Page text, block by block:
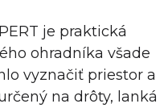
je praktická
ohradníka všade
vyznačiť priestor a
na drôty, lanká